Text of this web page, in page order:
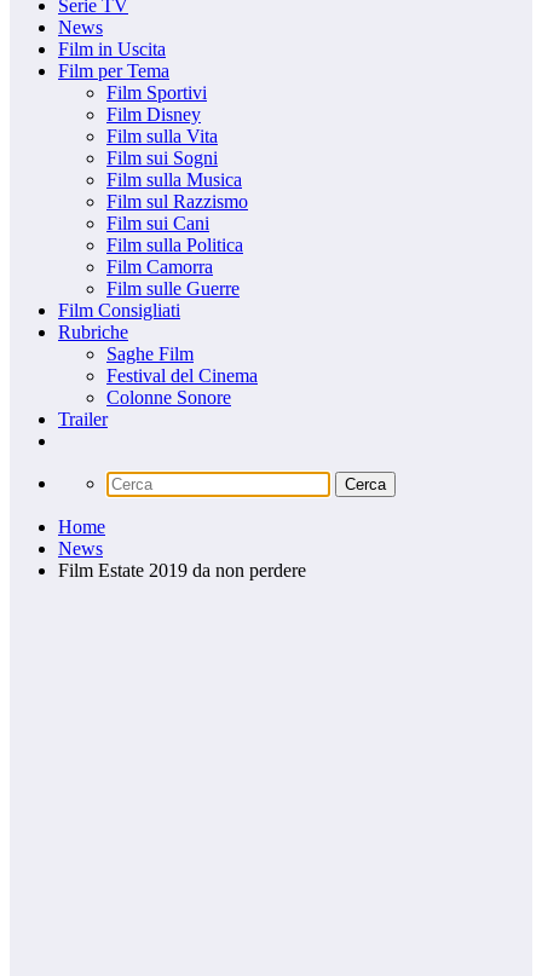
Serie TV
News
Film in Uscita
Film per Tema
Film Sportivi
Film Disney
Film sulla Vita
Film sui Sogni
Film sulla Musica
Film sul Razzismo
Film sui Cani
Film sulla Politica
Film Camorra
Film sulle Guerre
Film Consigliati
Rubriche
Saghe Film
Festival del Cinema
Colonne Sonore
Trailer
Home
News
Film Estate 2019 da non perdere